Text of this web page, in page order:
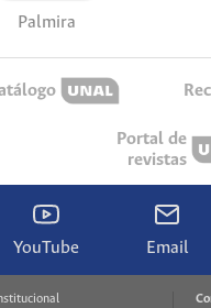
Palmira
Portal de
revistas
YouTube Email